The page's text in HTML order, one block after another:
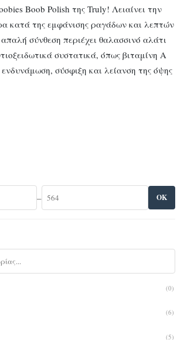
Boob Polish της Truly! Λειαίνει την
κατά της εμφάνισης ραγάδων και λεπτών
σύνθεση περιέχει θαλασσινό αλάτι
συστατικά, όπως βιταμίνη Α
σύσφιξη και λείανση της όψης
– OK
(0)
(6)
(5)